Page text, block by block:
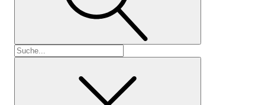
Suchen
nach: